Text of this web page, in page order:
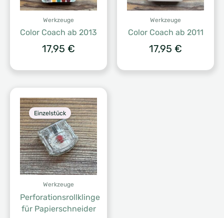
Werkzeuge
Color Coach ab 2013
17,95 €
Werkzeuge
Color Coach ab 2011
17,95 €
Einzelstück
Werkzeuge
Perforationsrollklinge
für Papierschneider